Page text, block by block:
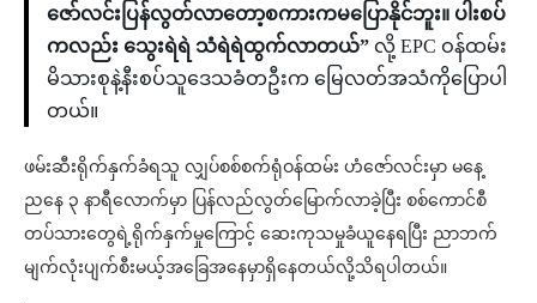
ဇော်လင်းပြန်လွတ်လာတော့စကားကမပြောနိုင်ဘူး။ ပါးစပ်
ကလည်း သွေးရဲရဲ သံရဲရဲထွက်လာတယ်” လို့ EPC ဝန်ထမ်း
မိသားစုနဲ့နီးစပ်သူဒေသခံတဦးက မြေလတ်အသံကိုပြောပါ
တယ်။
ဖမ်းဆီးရိုက်နှက်ခံရသူ လျှပ်စစ်စက်ရုံဝန်ထမ်း ဟံဇော်လင်းမှာ မနေ့
ညနေ ၃ နာရီလောက်မှာ ပြန်လည်လွတ်မြောက်လာခဲ့ပြီး စစ်ကောင်စီ
တပ်သားတွေရဲ့ရိုက်နှက်မှုကြောင့် ဆေးကုသမှုခံယူနေရပြီး ညာဘက်
မျက်လုံးပျက်စီးမယ့်အခြေအနေမှာရှိနေတယ်လို့သိရပါတယ်။